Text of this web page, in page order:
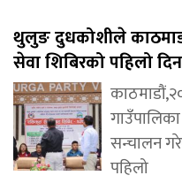
थुलुङ दुधकोशीले
सेवा शिबिरको पहिलो
सन्चालन
पहिलो